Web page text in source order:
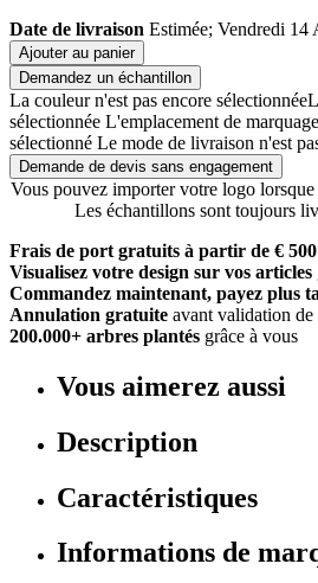
Date de livraison Estimée; Vendredi 14
Ajouter au panier
Demandez un échantillon
La couleur n'est pas encore sélectionnée
sélectionnée L'emplacement de
sélectionné Le mode de livraison n'est
Demande de devis sans engagement
Vous pouvez importer votre logo
Les échantillons sont toujours
Frais de port gratuits à partir de € 500
Visualisez votre design sur vos articles
Commandez maintenant, payez plus
Annulation gratuite avant validation
200.000+ arbres plantés grâce à vous
Vous aimerez aussi
Description
Caractéristiques
Informations de